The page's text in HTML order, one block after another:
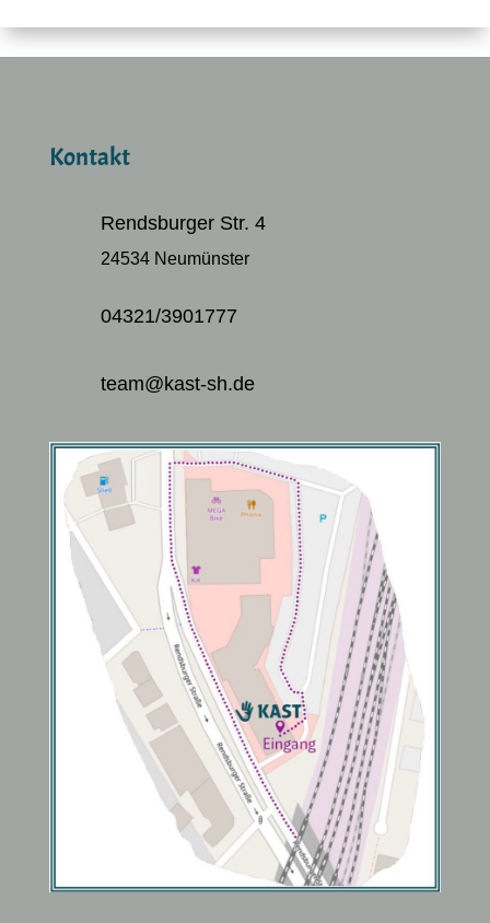
Kontakt
Rendsburger Str. 4
24534 Neumünster
04321/3901777
team@kast-sh.de